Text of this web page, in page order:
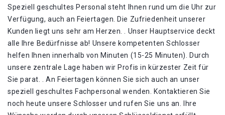
Speziell geschultes Personal steht Ihnen rund um die Uhr zur
Verfügung, auch an Feiertagen. Die Zufriedenheit unserer
Kunden liegt uns sehr am Herzen. . Unser Hauptservice deckt
alle Ihre Bedürfnisse ab! Unsere kompetenten Schlosser
helfen Ihnen innerhalb von Minuten (15-25 Minuten). Durch
unsere zentrale Lage haben wir Profis in kürzester Zeit für
Sie parat. . An Feiertagen können Sie sich auch an unser
speziell geschultes Fachpersonal wenden. Kontaktieren Sie
noch heute unsere Schlosser und rufen Sie uns an. Ihre